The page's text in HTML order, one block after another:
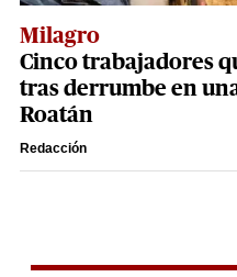
Milagro
Cinco trabajadores
tras derrumbe en
Roatán
Redacción